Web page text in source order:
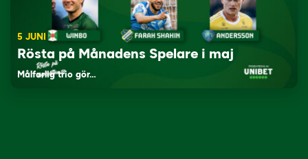
5 JUNI
Rösta på Månadens Spelare i maj
Målfarlig trio gör…